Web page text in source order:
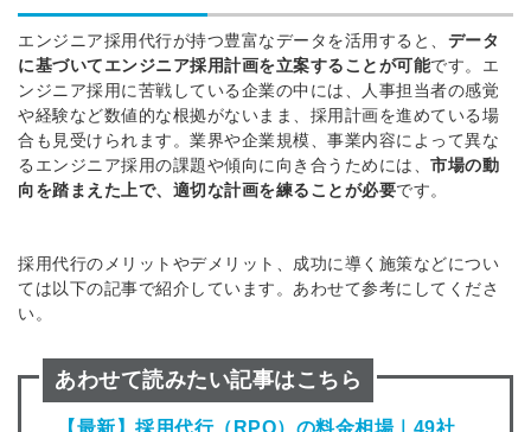
エンジニア採用代行が持つ豊富なデータを活用する と、 データ
に基づいてエンジニア採用計画を立案することが可能です。 エ
ンジニア採用に苦戦している企業の中には、人事担当者の感覚
や経験など数値的な根拠がないまま、 採用計画を進めている場
合も 見受けられます。 業界や企業規模、事業内容によって異な
る エンジニア採用の課題や傾向に 向き合うためには、 市場の動
向を踏まえた上で、適切な計画を練ることが必要です。
採用代行のメリットやデメリット、成功に導く施策などについ
ては以下の記事で紹介しています。あわせて参考にしてくださ
い。
あわせて読みたい記事はこちら